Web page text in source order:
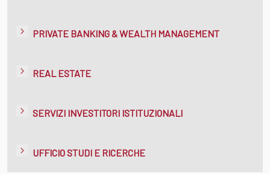
PRIVATE BANKING & WEALTH MANAGEMENT
REAL ESTATE
SERVIZI INVESTITORI ISTITUZIONALI
UFFICIO STUDI E RICERCHE